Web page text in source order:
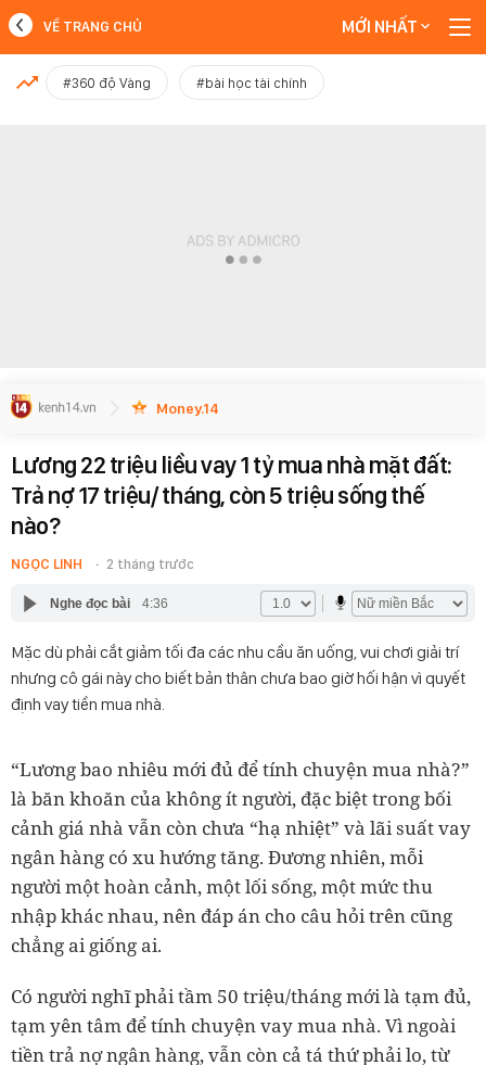
MỚI NHẤT
VỀ TRANG CHỦ MỚI NHẤT
#360 độ Vàng #bài học tài chính
Money.14
Lương 22 triệu liều vay 1 tỷ mua nhà mặt đất:
Trả nợ 17 triệu/ tháng, còn 5 triệu sống thế
nào?
NGỌC LINH 2 tháng trước
Nghe đọc bài 4:36
Mặc dù phải cắt giảm tối đa các nhu cầu ăn uống, vui chơi giải trí
nhưng cô gái này cho biết bản thân chưa bao giờ hối hận vì quyết
định vay tiền mua nhà.
“Lương bao nhiêu mới đủ để tính chuyện mua nhà?”
là băn khoăn của không ít người, đặc biệt trong bối
cảnh giá nhà vẫn còn chưa “hạ nhiệt” và lãi suất vay
ngân hàng có xu hướng tăng. Đương nhiên, mỗi
người một hoàn cảnh, một lối sống, một mức thu
nhập khác nhau, nên đáp án cho câu hỏi trên cũng
chẳng ai giống ai.
Có người nghĩ phải tầm 50 triệu/tháng mới là tạm đủ,
tạm yên tâm để tính chuyện vay mua nhà. Vì ngoài
tiền trả nợ ngân hàng, vẫn còn cả tá thứ phải lo, từ